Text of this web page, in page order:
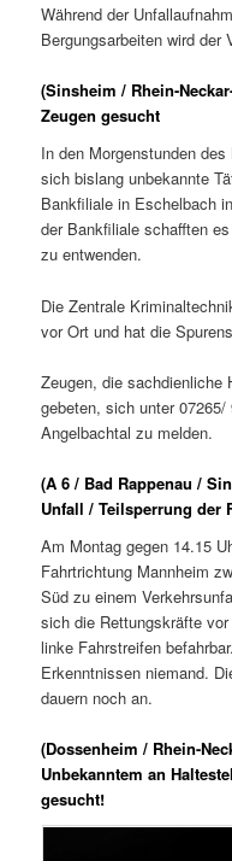
Während der
Bergungsarbeiten wird der
(Sinsheim / Rhein-
Zeugen gesucht
In den Morgenstunden
sich bislang unbekannte
Bankfiliale in Eschelbach
der Bankfiliale schafften
zu entwenden.
Die Zentrale
vor Ort und hat die
Zeugen, die sachdienliche
gebeten, sich unter
Angelbachtal zu melden.
(A 6 / Bad Rappenau /
Unfall / Teilsperrung der
Am Montag gegen 14.15
Fahrtrichtung Mannheim
Süd zu einem
sich die Rettungskräfte
linke Fahrstreifen
Erkenntnissen niemand.
dauern noch an.
(Dossenheim / Rhein-
Unbekanntem an
gesucht!